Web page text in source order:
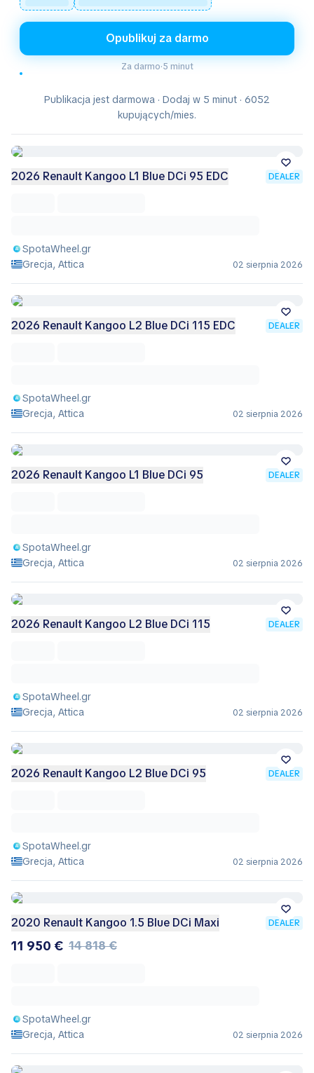
Opublikuj za darmo
Za darmo·5 minut
Publikacja jest darmowa · Dodaj w 5 minut · 6052
kupujących/mies.
2026 Renault Kangoo L1 Blue DCi 95 EDC DEALER
SpotaWheel.gr
Grecja, Attica
02 sierpnia 2026
2026 Renault Kangoo L2 Blue DCi 115 EDC DEALER
SpotaWheel.gr
Grecja, Attica
02 sierpnia 2026
2026 Renault Kangoo L1 Blue DCi 95 DEALER
SpotaWheel.gr
Grecja, Attica
02 sierpnia 2026
2026 Renault Kangoo L2 Blue DCi 115 DEALER
SpotaWheel.gr
Grecja, Attica
02 sierpnia 2026
2026 Renault Kangoo L2 Blue DCi 95 DEALER
SpotaWheel.gr
Grecja, Attica
02 sierpnia 2026
2020 Renault Kangoo 1.5 Blue DCi Maxi DEALER
11 950 € 14 818 €
SpotaWheel.gr
Grecja, Attica
02 sierpnia 2026